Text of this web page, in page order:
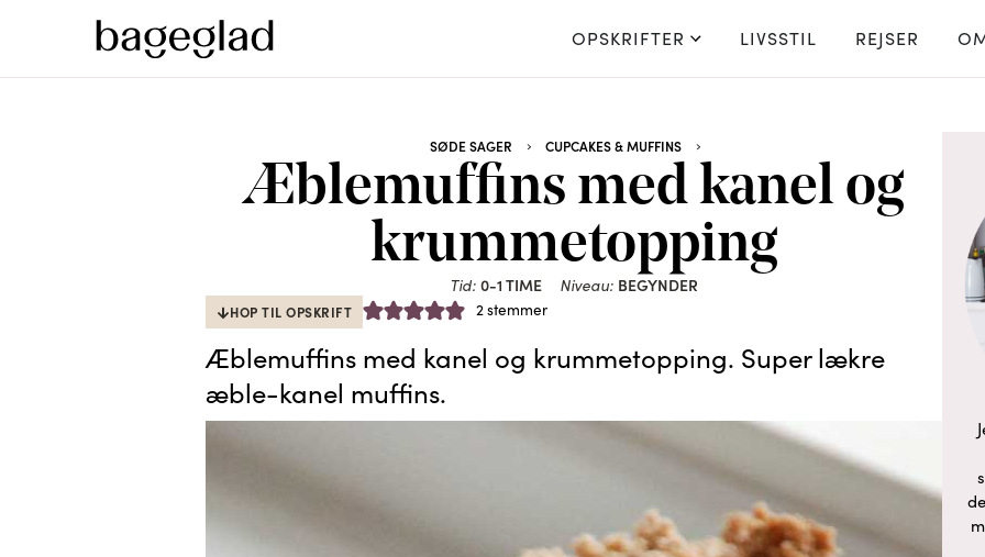
OPSKRIFTER LIVSSTIL REJSER
SØDE SAGER CUPCAKES & MUFFINS
Æblemuffins med kanel og
krummetopping
Tid: 0-1 TIME Niveau: BEGYNDER
HOP TIL OPSKRIFT 2stemmer
Æblemuffins med kanel og krummetopping. Super lækre
æble-kanel muffins.